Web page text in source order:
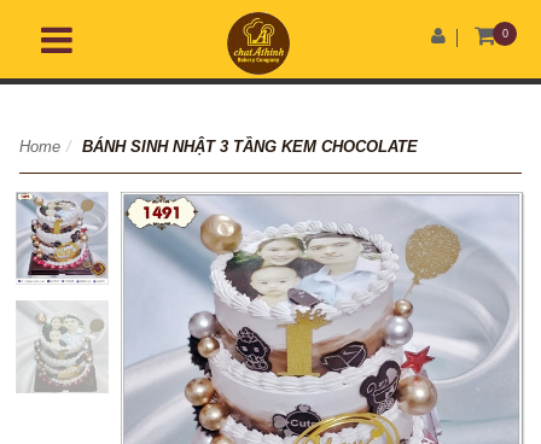
0
Home / BÁNH SINH NHẬT 3 TẦNG KEM CHOCOLATE